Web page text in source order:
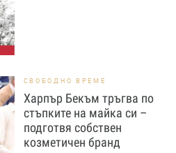
СВОБОДНО ВРЕМЕ
Харпър Бекъм тръгва по
стъпките на майка си –
подготвя собствен
козметичен бранд